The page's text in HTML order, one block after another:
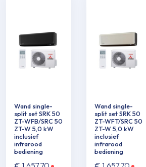
Wand single-
split set SRK 50
ZT-WFB/SRC 50
ZT-W 5,0 kW
inclusief
infrarood
bediening
Wand single-
split set SRK 50
ZT-WFT/SRC 50
ZT-W 5,0 kW
inclusief
infrarood
bediening